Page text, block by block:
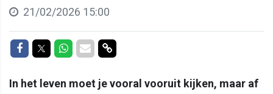
21/02/2026 15:00
Delen op Facebook
Delen op Twitter
Delen op Whatsapp
Delen via Mail
Delen via link
In het leven moet je vooral vooruit kijken, maar af